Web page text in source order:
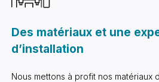
Des matériaux et une
d’installation
Nous mettons à profit nos matériaux